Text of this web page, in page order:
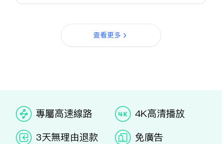
查看更多
专属高速线路
4K高清播放
3天无理由退款
免广告